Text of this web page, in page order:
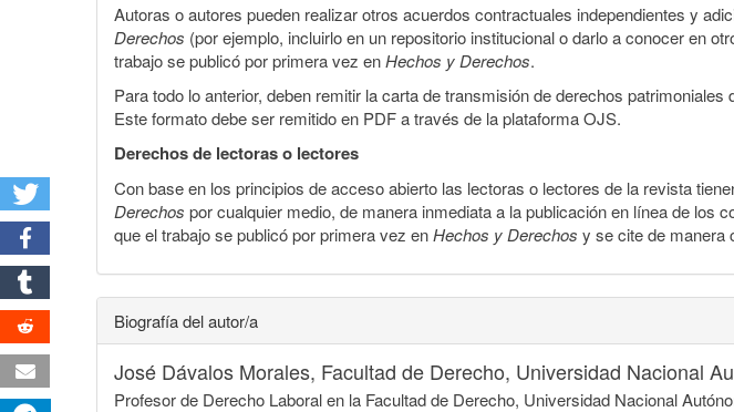
Autoras o autores pueden realizar otros acuerdos contractuales independientes y
Derechos (por ejemplo, incluirlo en un repositorio institucional o darlo a conocer en
trabajo se publicó por primera vez enHechos y Derechos.
Para todo lo anterior, deben remitir la carta de transmisión de derechos
Este formato debe ser remitido en PDF a través de la plataforma OJS.
Derechos de lectoras o lectores
Con base en los principios de acceso abierto las lectoras o lectores de la revista
Derechos por cualquier medio, de manera inmediata a la publicación en línea de
que el trabajo se publicó por primera vez enHechos y Derechos y se cite de manera
Biografía del autor/a
José Dávalos Morales, Facultad de Derecho, Universidad Nacional
Profesor de Derecho Laboral en la Facultad de Derecho, Universidad Nacional